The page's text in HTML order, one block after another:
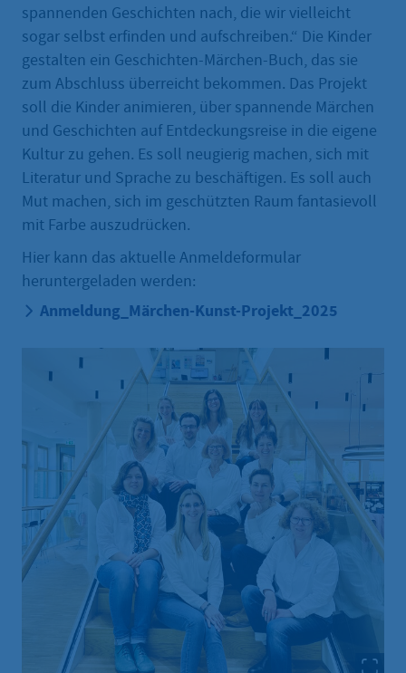
spannenden Geschichten nach, die wir vielleicht
sogar selbst erfinden und aufschreiben.“ Die Kinder
gestalten ein Geschichten-Märchen-Buch, das sie
zum Abschluss überreicht bekommen. Das Projekt
soll die Kinder animieren, über spannende Märchen
und Geschichten auf Entdeckungsreise in die eigene
Kultur zu gehen. Es soll neugierig machen, sich mit
Literatur und Sprache zu beschäftigen. Es soll auch
Mut machen, sich im geschützten Raum fantasievoll
mit Farbe auszudrücken.
Hier kann das aktuelle Anmeldeformular
heruntergeladen werden:
Anmeldung_Märchen-Kunst-Projekt_2025